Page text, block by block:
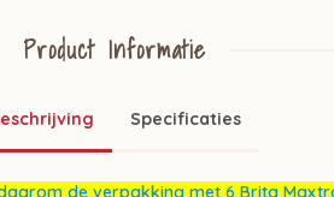
Product Informatie
Specificaties
de verpakking met 6 Brita